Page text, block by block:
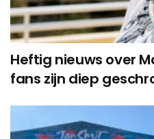
Heftig nieuws over
fans zijn diep